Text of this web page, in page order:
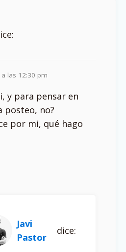
las 12:30 pm
y para pensar en
posteo, no?
por mi, qué hago
Javi
Pastor
dice: